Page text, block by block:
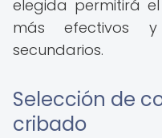
elegida permitirá
más efectivos
secundarios.
Selección de
cribado